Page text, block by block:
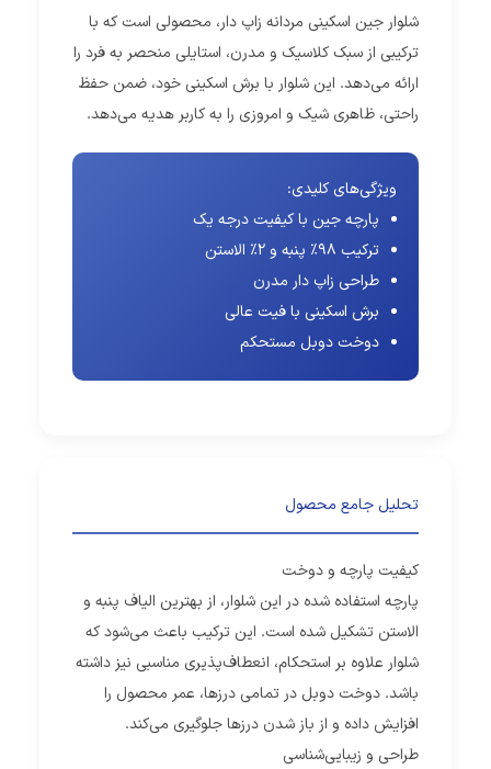
شلوار جین اسکینی مردانه زاپ دار، محصولی است که با
ترکیبی از سبک کلاسیک و مدرن، استایلی منحصر به فرد را
ارائه می‌دهد. این شلوار با برش اسکینی خود، ضمن حفظ
راحتی، ظاهری شیک و امروزی را به کاربر هدیه می‌دهد.
ویژگی‌های کلیدی:
پارچه جین با کیفیت درجه یک
ترکیب 98% پنبه و 2% الاستن
طراحی زاپ دار مدرن
برش اسکینی با فیت عالی
دوخت دوبل مستحکم
تحلیل جامع محصول
کیفیت پارچه و دوخت
پارچه استفاده شده در این شلوار، از بهترین الیاف پنبه و
الاستن تشکیل شده است. این ترکیب باعث می‌شود که
شلوار علاوه بر استحکام، انعطاف‌پذیری مناسبی نیز داشته
باشد. دوخت دوبل در تمامی درزها، عمر محصول را
افزایش داده و از باز شدن درزها جلوگیری می‌کند.
طراحی و زیبایی‌شناسی